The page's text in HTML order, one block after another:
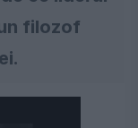
filozof